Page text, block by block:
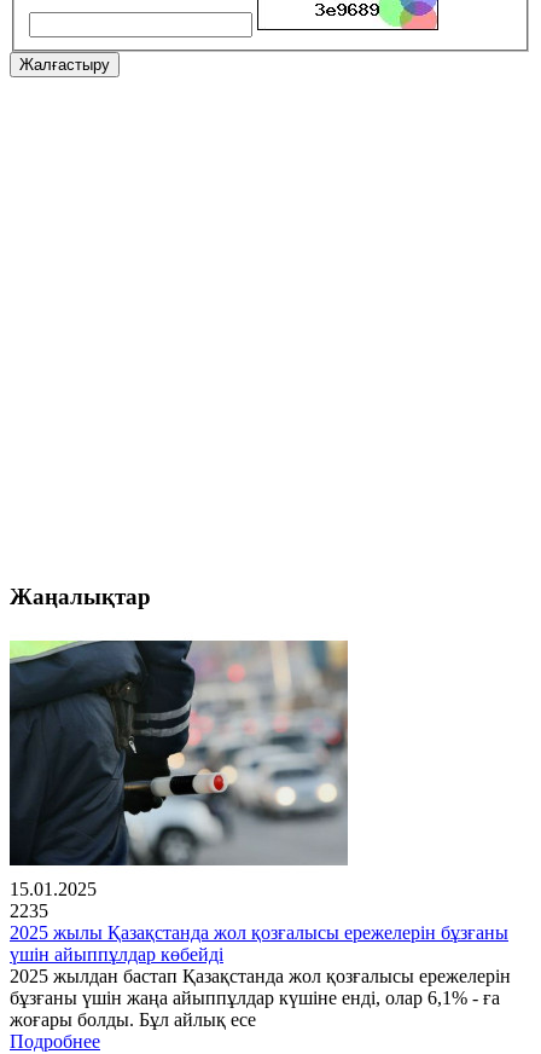
Жалғастыру
Жаңалықтар
15.01.2025
2235
2025 жылы Қазақстанда жол қозғалысы ережелерін бұзғаны
үшін айыппұлдар көбейді
2025 жылдан бастап Қазақстанда жол қозғалысы ережелерін
бұзғаны үшін жаңа айыппұлдар күшіне енді, олар 6,1% - ға
жоғары болды. Бұл айлық есе
Подробнее